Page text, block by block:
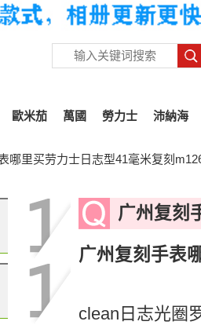
歐米茄 萬國 勞力士 沛納海
哪里买劳力士日志型41毫米复刻
广州复刻
广州复刻手表
clean日志光圈